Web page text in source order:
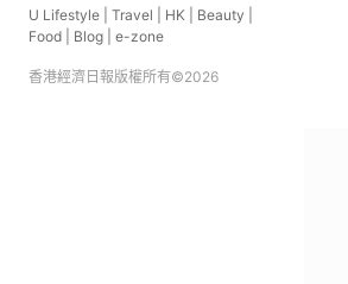
U Lifestyle Travel HK Beauty
Food
Blog e-zone
香港經濟日報版權所有©2026